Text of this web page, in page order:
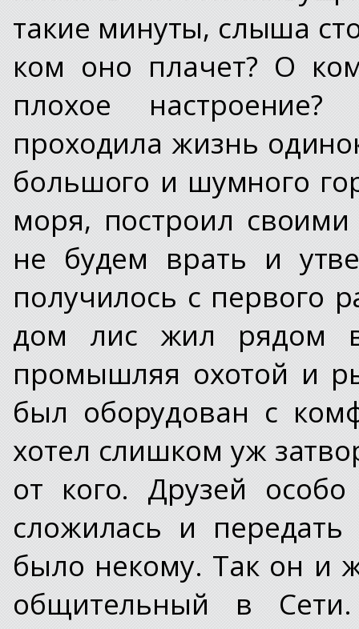
такие минуты, слыша
ком оно плачет? О
плохое
проходила жизнь
большого и шумного
моря, построил
не будем врать и
получилось с первого
дом лис жил рядом
промышляя охотой и
был оборудован с
хотел слишком уж
от кого. Друзей
сложилась и
было некому. Так он и
общительный в